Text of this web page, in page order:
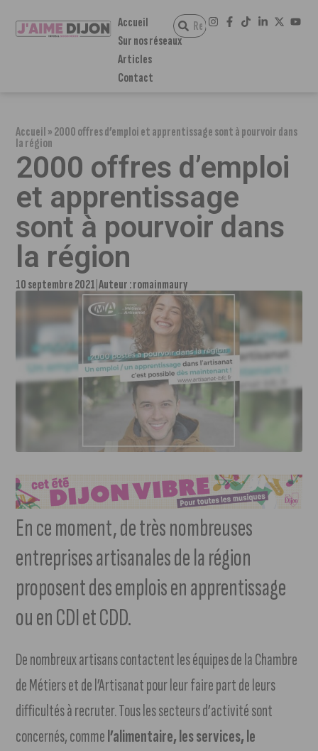
Accueil
Sur nos réseaux
Articles
Contact
Accueil»2000 offres d’emploi et apprentissage sont à pourvoir dans
la région
2000 offres d’emploi
et apprentissage
sont à pourvoir dans
la région
10 septembre 2021 Auteur :romainmaury
En ce moment, de très nombreuses
entreprises artisanales de la région
proposent des emplois en apprentissage
ou en CDI et CDD.
De nombreux artisans contactent les équipes de la Chambre
de Métiers et de l’Artisanat pour leur faire part de leurs
difficultés à recruter. Tous les secteurs d’activité sont
concernés, commel’alimentaire, les services, le